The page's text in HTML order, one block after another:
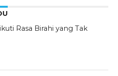
Rasa Birahi yang Tak